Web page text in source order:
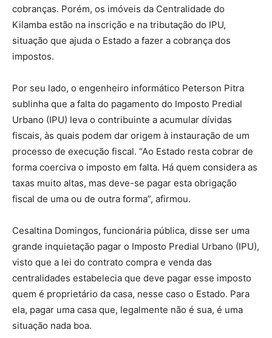
cobranças. Porém, os imóveis da Centralidade do
Kilamba estão na inscrição e na tributação do IPU,
situação que ajuda o Estado a fazer a cobrança dos
impostos.
Por seu lado, o engenheiro informático Peterson Pitra
sublinha que a falta do pagamento do Imposto Predial
Urbano (IPU) leva o contribuinte a acumular dívidas
fiscais, às quais podem dar origem à instauração de um
processo de execução fiscal. “Ao Estado resta cobrar de
forma coerciva o imposto em falta. Há quem considera as
taxas muito altas, mas deve-se pagar esta obrigação
fiscal de uma ou de outra forma”, afirmou.
Cesaltina Domingos, funcionária pública, disse ser uma
grande inquietação pagar o Imposto Predial Urbano (IPU),
visto que a lei do contrato compra e venda das
centralidades estabelecia que deve pagar esse imposto
quem é proprietário da casa, nesse caso o Estado. Para
ela, pagar uma casa que, legalmente não é sua, é uma
situação nada boa.